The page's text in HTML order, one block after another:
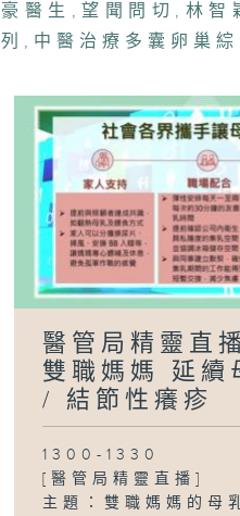
豪醫生 , 望聞問切 , 林智
列 , 中醫治療多囊卵巢綜
醫管局精靈直
雙職媽媽 延續
/ 結節性癢疹
1300-1330
[醫管局精靈直播]
主題：雙職媽媽的母